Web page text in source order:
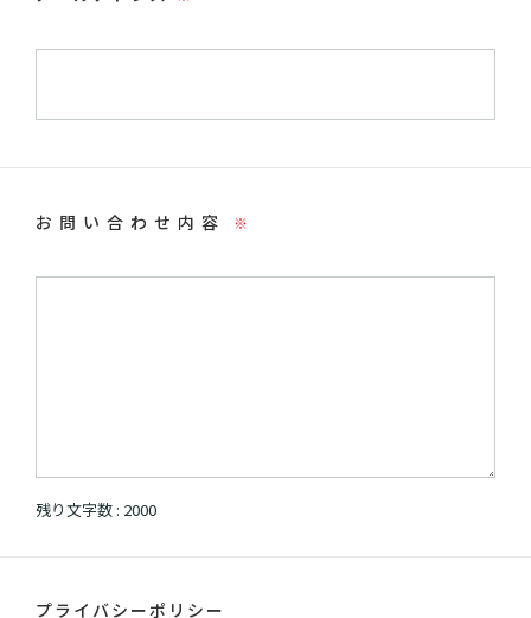
お問い合わせ内容 ※
残り文字数 : 2000
プライバシーポリシー